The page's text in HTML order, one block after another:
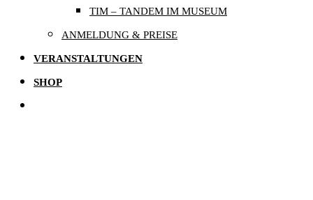
TIM – TANDEM IM MUSEUM
ANMELDUNG & PREISE
VERANSTALTUNGEN
SHOP